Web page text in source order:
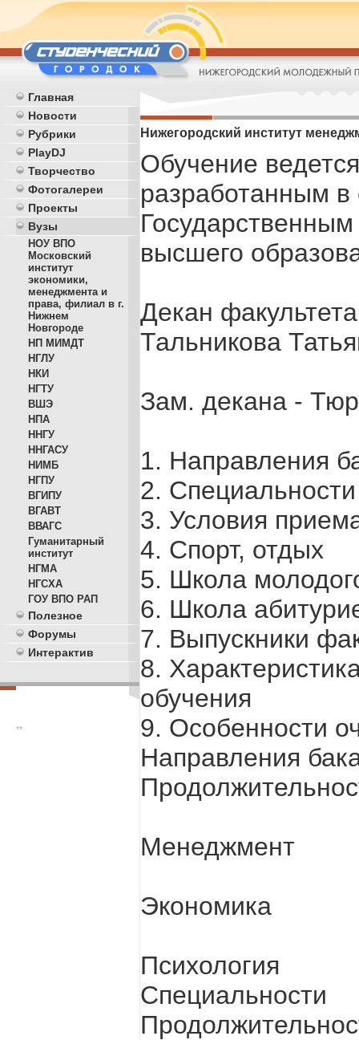
Главная
Новости
Рубрики
PlayDJ
Творчество
Фотогалереи
Проекты
Вузы
НОУ ВПО
Московский
институт
экономики,
менеджмента и
права, филиал в г.
Нижнем
Новгороде
НП МИМДТ
НГЛУ
НКИ
НГТУ
ВШЭ
НПА
ННГУ
ННГАСУ
НИМБ
НГПУ
ВГИПУ
ВГАВТ
ВВАГС
Гуманитарный
институт
НГМА
НГСХА
ГОУ ВПО РАП
Полезное
Форумы
Интерактив
**
Нижегородский институт
Обучение
разработанным в
высшего
Декан
Тальникова
Зам. декана -
1. Направления
2. Специальности
3. Условия
4. Спорт, отдых
5. Школа
6. Школа
7. Выпускники
8.
обучения
9. Особенности
Направления
Менеджмент
Экономика
Психология
Специальности